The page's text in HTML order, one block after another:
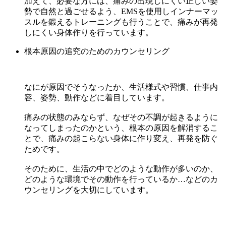
勢で自然と過ごせるよう、EMSを使用しインナーマッ
スルを鍛えるトレーニングも行うことで、痛みが再発
しにくい身体作りを行っています。
根本原因の追究のためのカウンセリング
なにが原因でそうなったか、生活様式や習慣、仕事内
容、姿勢、動作などに着目しています。
痛みの状態のみならず、なぜその不調が起きるように
なってしまったのかという、根本の原因を解消するこ
とで、痛みの起こらない身体に作り変え、再発を防ぐ
ためです。
そのために、生活の中でどのような動作が多いのか、
どのような環境でその動作を行っているか…などのカ
ウンセリングを大切にしています。